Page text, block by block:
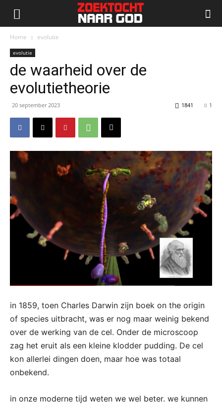
Home evolutie
evolutie
de waarheid over de
evolutietheorie
20 september 2023 1
1841
in 1859, toen Charles Darwin zijn boek on the origin
of species uitbracht, was er nog maar weinig bekend
over de werking van de cel. Onder de microscoop
zag het eruit als een kleine klodder pudding. De cel
kon allerlei dingen doen, maar hoe was totaal
onbekend.
in onze moderne tijd weten we wel beter. we kunnen